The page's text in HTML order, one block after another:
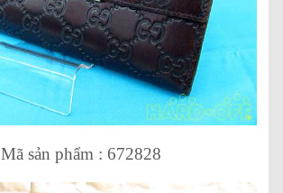
Mã sản phẩm : 672828